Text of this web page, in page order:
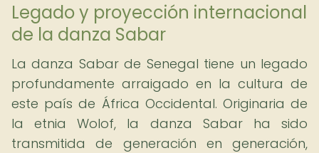
Legado y proyección internacional
de la danza Sabar
La danza Sabar de Senegal tiene un legado
profundamente arraigado en la cultura de
este país de África Occidental. Originaria de
la etnia Wolof, la danza Sabar ha sido
transmitida de generación en generación,